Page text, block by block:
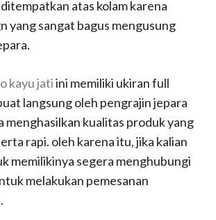
atas kolam karena
yang sangat bagus mengusung
kayu jatiini memiliki ukiran full
langsung oleh pengrajin jepara
menghasilkan kualitas produk yang
rapi. oleh karena itu, jika kalian
memilikinya segera menghubungi
melakukan pemesanan